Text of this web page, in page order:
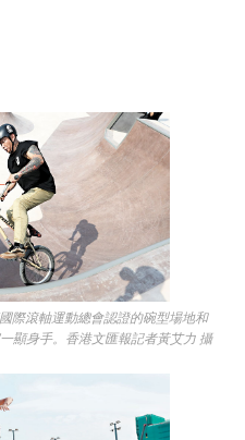
際滾軸運動總會認證的碗型場地和
顯身手。香港文匯報記者黃艾力 攝